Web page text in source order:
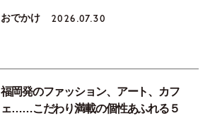
おでかけ 2026.07.30
福岡発のファッション、アート、カフ
ェ……こだわり満載の個性あふれる５